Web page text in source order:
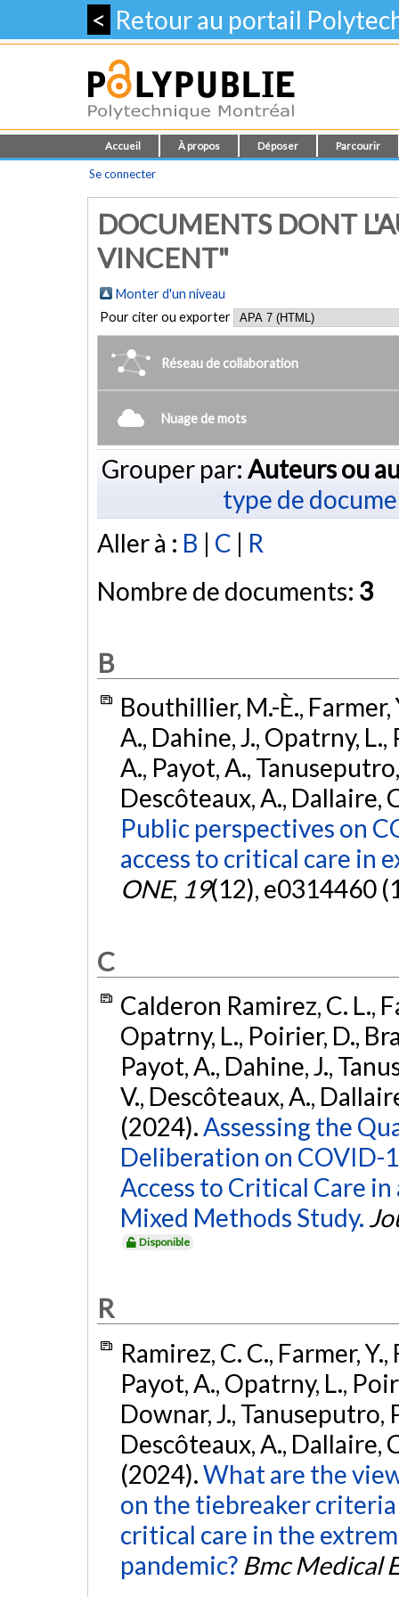
< Retour au portail
Accueil À propos Déposer Parcourir
Se connecter
DOCUMENTS DONT
VINCENT"
Monter d'un niveau
Pour citer ou exporter
Réseau de collaboration
Nuage de mots
Grouper par: Auteurs ou
type de
Aller à : B | C | R
Nombre de documents: 3
B
Bouthillier, M.-È., Farmer,
A., Dahine, J., Opatrny, L.,
A., Payot, A.,
Descôteaux, A., Dallaire,
Public perspectives on
access to critical care in
ONE, 19(12), e0314460
C
Calderon Ramirez, C. L.,
Opatrny, L., Poirier, D.,
Payot, A., Dahine, J.,
V., Descôteaux, A.,
(2024).Assessing the
Deliberation on COVID-
Access to Critical Care
Mixed Methods Study.
Disponible
R
Ramirez, C. C., Farmer,
Payot, A., Opatrny, L.,
Downar, J., Tanuseputro,
Descôteaux, A., Dallaire,
(2024).What are the
on the tiebreaker
critical care in the
pandemic? Bmc Medical